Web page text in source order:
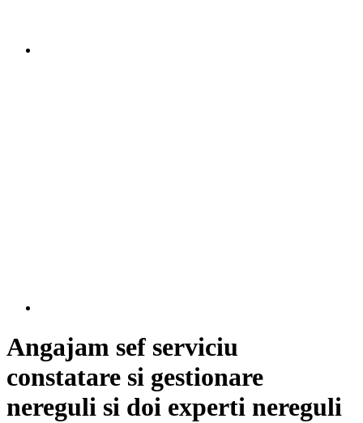
Angajam sef serviciu
constatare si gestionare
nereguli si doi experti nereguli